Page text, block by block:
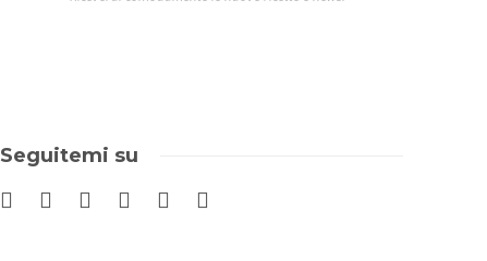
Seguitemi su